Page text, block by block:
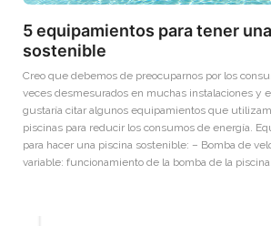
5 equipamientos para tener
sostenible
Creo que debemos de preocuparnos por los
veces desmesurados en muchas instalaciones y
gustaría citar algunos equipamientos que
piscinas para reducir los consumos de energía.
para hacer una piscina sostenible: – Bomba de
variable: funcionamiento de la bomba de la piscina